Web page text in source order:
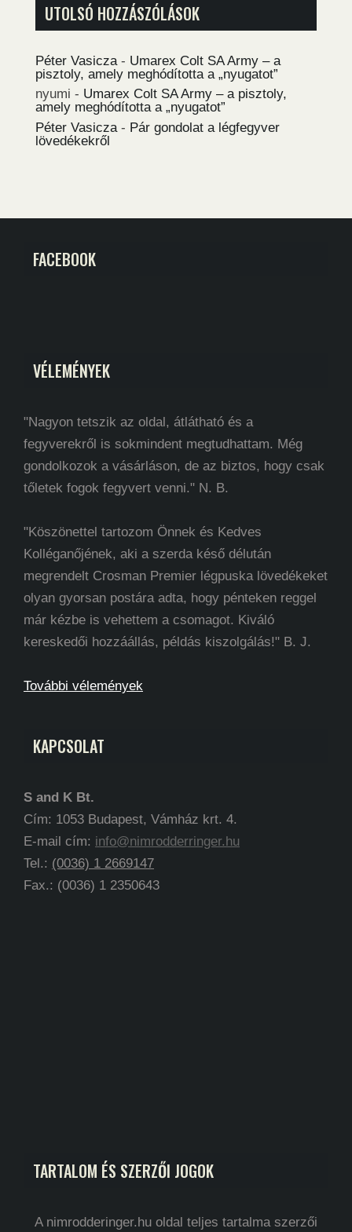
UTOLSÓ HOZZÁSZÓLÁSOK
Péter Vasicza - Umarex Colt SA Army – a
pisztoly, amely meghódította a „nyugatot”
nyumi - Umarex Colt SA Army – a pisztoly,
amely meghódította a „nyugatot”
Péter Vasicza - Pár gondolat a légfegyver
lövedékekről
FACEBOOK
VÉLEMÉNYEK
"Nagyon tetszik az oldal, átlátható és a
fegyverekről is sokmindent megtudhattam. Még
gondolkozok a vásárláson, de az biztos, hogy csak
tőletek fogok fegyvert venni." N. B.
"Köszönettel tartozom Önnek és Kedves
Kolléganőjének, aki a szerda késő délután
megrendelt Crosman Premier légpuska lövedékeket
olyan gyorsan postára adta, hogy pénteken reggel
már kézbe is vehettem a csomagot. Kiváló
kereskedői hozzáállás, példás kiszolgálás!" B. J.
További vélemények
KAPCSOLAT
S and K Bt.
Cím: 1053 Budapest, Vámház krt. 4.
E-mail cím: info@nimrodderringer.hu
Tel.: (0036) 1 2669147
Fax.: (0036) 1 2350643
TARTALOM ÉS SZERZŐI JOGOK
A nimrodderinger.hu oldal teljes tartalma szerzői